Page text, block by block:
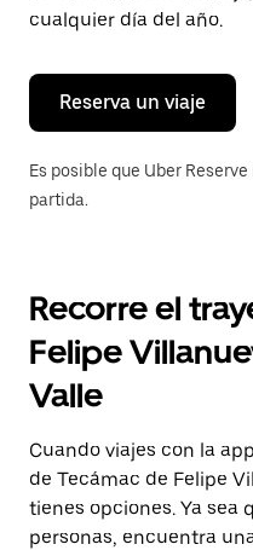
para
cerrar
calendario.
cualquier día del año.
Reserva un viaje
Es posible que Uber
partida.
Recorre el
Felipe
Valle
Cuando viajes con la
de Tecámac de Felipe
tienes opciones. Ya sea
personas, encuentra